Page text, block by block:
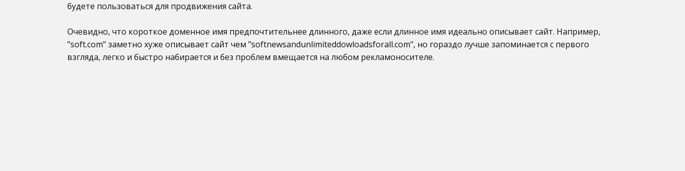
будете пользоваться для продвижения сайта.
Очевидно, что короткое доменное имя предпочтительнее длинного, даже если длинное имя идеально описывает сайт. Например,
"soft.com" заметно хуже описывает сайт чем "softnewsandunlimiteddowloadsforall.com", но гораздо лучше запоминается с первого
взгляда, легко и быстро набирается и без проблем вмещается на любом рекламоносителе.